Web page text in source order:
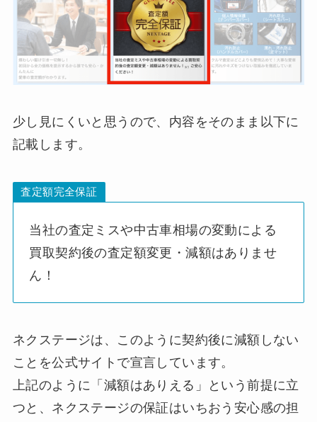
少し見にくいと思うので、内容をそのまま以下に
記載します。
査定額完全保証
当社の査定ミスや中古車相場の変動による
買取契約後の査定額変更・減額はありませ
ん！
ネクステージは、このように契約後に減額しない
ことを公式サイトで宣言しています。
上記のように「減額はありえる」という前提に立
つと、ネクステージの保証はいちおう安心感の担